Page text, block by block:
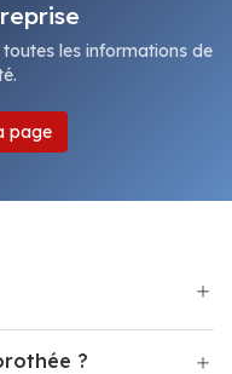
les informations de
page
?